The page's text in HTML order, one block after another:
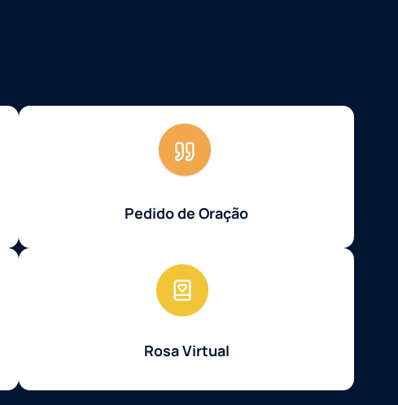
Pedido de Oração
Rosa Virtual